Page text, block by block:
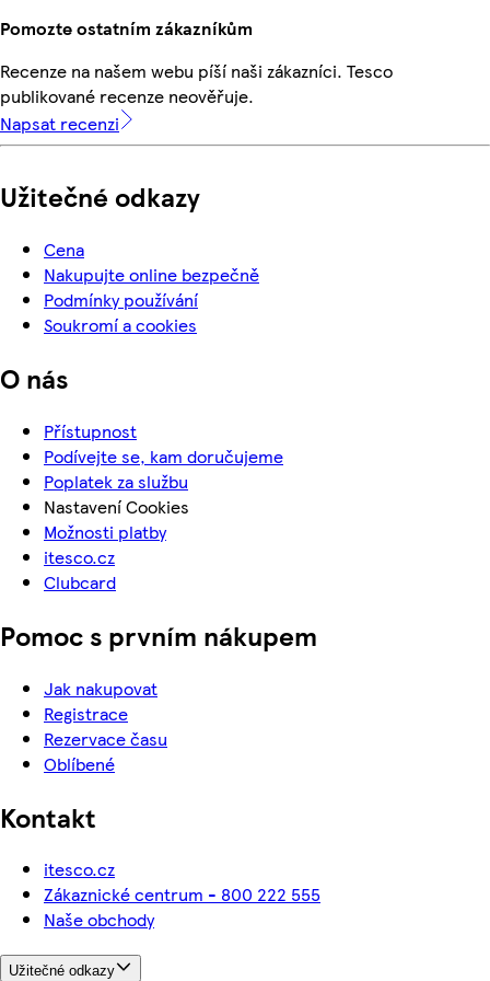
Pomozte ostatním zákazníkům
Recenze na našem webu píší naši zákazníci. Tesco
publikované recenze neověřuje.
Napsat recenzi
Užitečné odkazy
Cena
Nakupujte online bezpečně
Podmínky používání
Soukromí a cookies
O nás
Přístupnost
Podívejte se, kam doručujeme
Poplatek za službu
Nastavení Cookies
Možnosti platby
itesco.cz
Clubcard
Pomoc s prvním nákupem
Jak nakupovat
Registrace
Rezervace času
Oblíbené
Kontakt
itesco.cz
Zákaznické centrum - 800 222 555
Naše obchody
Užitečné odkazy